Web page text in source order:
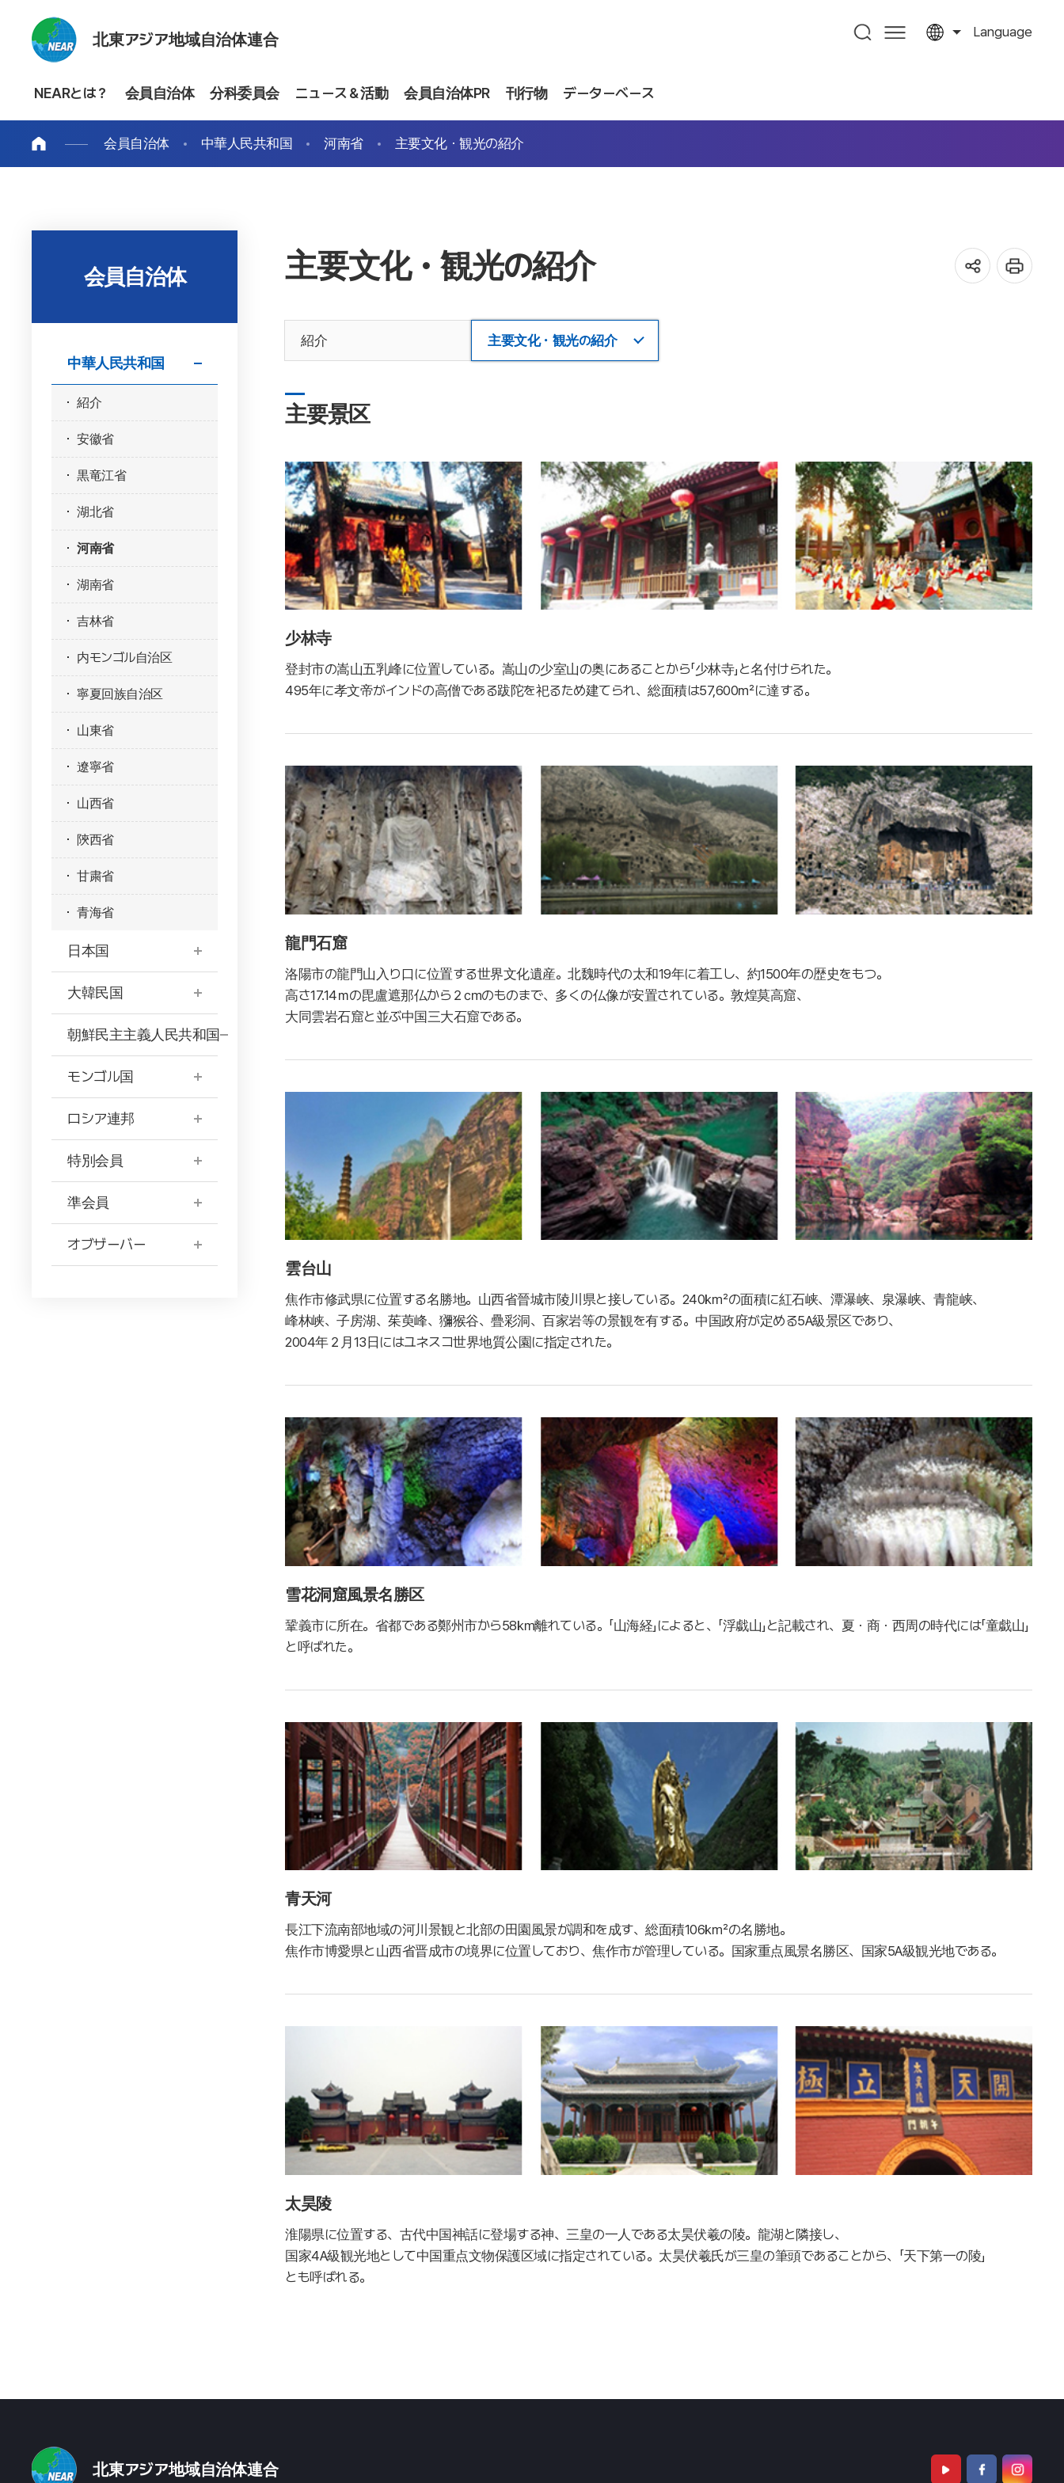
北東アジア地域自治体連合 Language
NEARとは？ 会員自治体 分科委員会 ニュース＆活動 会員自治体PR 刊行物 データーベース
会員自治体 中華人民共和国 河南省 主要文化・観光の紹介
会員自治体
中華人民共和国
紹介
安徽省
黒竜江省
湖北省
河南省
湖南省
吉林省
内モンゴル自治区
寧夏回族自治区
山東省
遼寧省
山西省
陝西省
甘粛省
青海省
日本国
大韓民国
朝鮮民主主義人民共和国
モンゴル国
ロシア連邦
特別会員
準会員
オブザーバー
主要文化・観光の紹介
紹介 主要文化・観光の紹介
主要景区
少林寺
登封市の嵩山五乳峰に位置している。嵩山の少室山の奥にあることから「少林寺」と名付けられた。
495年に孝文帝がインドの高僧である跋陀を祀るため建てられ、総面積は57,600㎡に達する。
龍門石窟
洛陽市の龍門山入り口に位置する世界文化遺産。北魏時代の太和19年に着工し、約1500年の歴史をもつ。
高さ17.14ｍの毘盧遮那仏から２㎝のものまで、多くの仏像が安置されている。敦煌莫高窟、
大同雲岩石窟と並ぶ中国三大石窟である。
雲台山
焦作市修武県に位置する名勝地。山西省晉城市陵川県と接している。240㎢の面積に紅石峡、潭瀑峡、泉瀑峡、青龍峡、
峰林峡、子房湖、茱萸峰、獼猴谷、疊彩洞、百家岩等の景観を有する。中国政府が定める5A級景区であり、
2004年２月13日にはユネスコ世界地質公園に指定された。
雪花洞窟風景名勝区
鞏義市に所在。省都である鄭州市から58㎞離れている。「山海経」によると、「浮戱山」と記載され、夏・商・西周の時代には「童戱山」
と呼ばれた。
青天河
長江下流南部地域の河川景観と北部の田園風景が調和を成す、総面積106㎢の名勝地。
焦作市博愛県と山西省晋成市の境界に位置しており、焦作市が管理している。国家重点風景名勝区、国家5A級観光地である。
太昊陵
淮陽県に位置する、古代中国神話に登場する神、三皇の一人である太昊伏羲の陵。龍湖と隣接し、
国家4A級観光地として中国重点文物保護区域に指定されている。太昊伏羲氏が三皇の筆頭であることから、「天下第一の陵」
とも呼ばれる。
北東アジア地域自治体連合